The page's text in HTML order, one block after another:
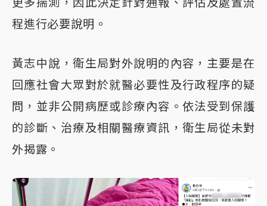
程進行必要說明。
黃志中說，衛生局對外說明的內容，主要是在
回應社會大眾對於就醫必要性及行政程序的疑
問，並非公開病歷或診療內容。依法受到保護
的診斷、治療及相關醫療資訊，衛生局從未對
外揭露。